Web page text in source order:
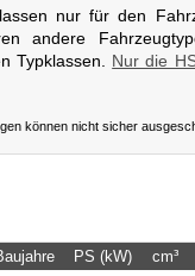
nur für den
andere
Typklassen. Nur die
können nicht sicher
PS (kW) cm³